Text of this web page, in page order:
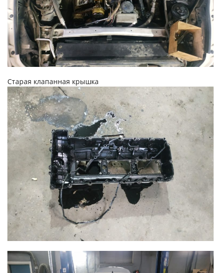
Старая клапанная крышка